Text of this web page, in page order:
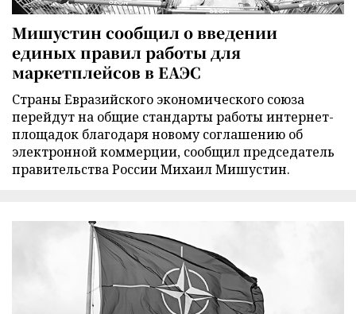
Мишустин сообщил о введении
единых правил работы для
маркетплейсов в ЕАЭС
Страны Евразийского экономического союза
перейдут на общие стандарты работы интернет-
площадок благодаря новому соглашению об
электронной коммерции, сообщил председатель
правительства России Михаил Мишустин.